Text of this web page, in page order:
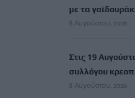
με τα
8 Αυγούστου, 2026
Στις 19
συλλόγου
8 Αυγούστου, 2026